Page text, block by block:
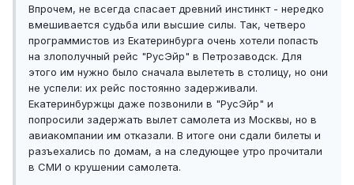
Впрочем, не всегда спасает древний инстинкт - нередко
вмешивается судьба или высшие силы. Так, четверо
программистов из Екатеринбурга очень хотели попасть
на злополучный рейс "РусЭйр" в Петрозаводск. Для
этого им нужно было сначала вылететь в столицу, но они
не успели: их рейс постоянно задерживали.
Екатеринбуржцы даже позвонили в "РусЭйр" и
попросили задержать вылет самолета из Москвы, но в
авиакомпании им отказали. В итоге они сдали билеты и
разъехались по домам, а на следующее утро прочитали
в СМИ о крушении самолета.